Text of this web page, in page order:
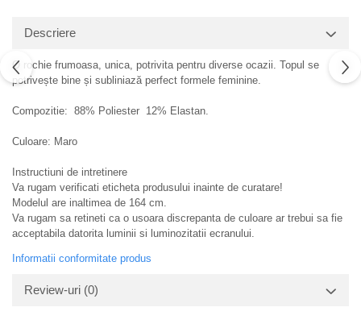
Descriere
O rochie frumoasa, unica, potrivita pentru diverse ocazii. Topul se
potrivește bine și subliniază perfect formele feminine.
Compozitie: 88% Poliester 12% Elastan.
Culoare: Maro
Instructiuni de intretinere
Va rugam verificati eticheta produsului inainte de curatare!
Modelul are inaltimea de 164 cm.
Va rugam sa retineti ca o usoara discrepanta de culoare ar trebui sa fie
acceptabila datorita luminii si luminozitatii ecranului.
Informatii conformitate produs
Review-uri (0)